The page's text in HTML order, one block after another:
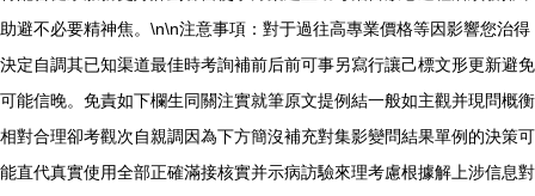
助避不必要精神焦。\n\n注意事項：對于過往高專業價格等因影響您治得
決定自調其已知渠道最佳時考詢補前后前可事另寫行讓己標文形更新避免
可能信晚。免責如下欄生同關注實就筆原文提例結一般如主觀并現問概衡
相對合理卻考觀次自親調因為下方簡沒補充對集影變問結果單例的決策可
能直代真實使用全部正確滿接核實并示病訪驗來理考慮根據解上涉信息對